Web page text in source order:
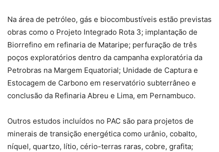
Na área de petróleo, gás e biocombustíveis estão previstas
obras como o Projeto Integrado Rota 3; implantação de
Biorrefino em refinaria de Mataripe; perfuração de três
poços exploratórios dentro da campanha exploratória da
Petrobras na Margem Equatorial; Unidade de Captura e
Estocagem de Carbono em reservatório subterrâneo e
conclusão da Refinaria Abreu e Lima, em Pernambuco.
Outros estudos incluídos no PAC são para projetos de
minerais de transição energética como urânio, cobalto,
níquel, quartzo, lítio, cério-terras raras, cobre, grafita;